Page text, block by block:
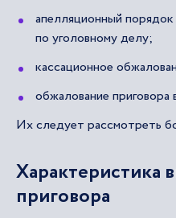
апелляционный
по уголовному делу;
кассационное
обжалование приговора
Их следует рассмотреть
Характеристика
приговора